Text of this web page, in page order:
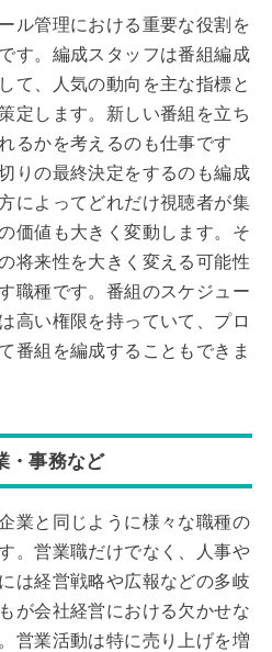
ル管理における重要な役割を
す。編成スタッフは番組編成
て、人気の動向を主な指標と
定します。新しい番組を立ち
るかを考えるのも仕事です
りの最終決定をするのも編成
によってどれだけ視聴者が集
価値も大きく変動します。そ
将来性を大きく変える可能性
職種です。番組のスケジュー
高い権限を持っていて、プロ
番組を編成することもできま
・事務など
業と同じように様々な職種の
。営業職だけでなく、人事や
は経営戦略や広報などの多岐
が会社経営における欠かせな
営業活動は特に売り上げを増